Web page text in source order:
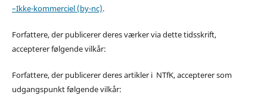
–Ikke-kommerciel (by-nc).
Forfattere, der publicerer deres værker via dette tidsskrift,
accepterer følgende vilkår:
Forfattere, der publicerer deres artikler i NTfK, accepterer som
udgangspunkt følgende vilkår: